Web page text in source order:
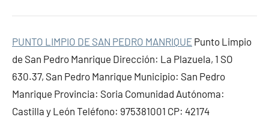
PUNTO LIMPIO DE SAN PEDRO MANRIQUE Punto Limpio
de San Pedro Manrique Dirección: La Plazuela, 1 SO
630.37, San Pedro Manrique Municipio: San Pedro
Manrique Provincia: Soria Comunidad Autónoma:
Castilla y León Teléfono: 975381001 CP: 42174